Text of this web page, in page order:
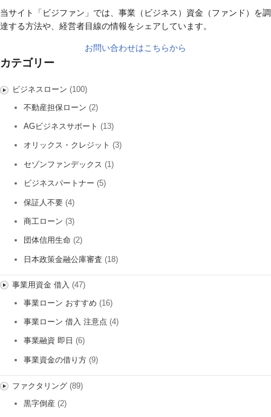
当サイト「ビジファン」では、事業（ビジネス）資金（ファンド）を調
達する方法や、経営者目線の情報をシェアしています。
お問い合わせはこちらから
カテゴリー
ビジネスローン (100)
不動産担保ローン (2)
AGビジネスサポート (13)
オリックス・クレジット (3)
セゾンファンデックス (1)
ビジネスパートナー (5)
保証人不要 (4)
商工ローン (3)
団体信用生命 (2)
日本政策金融公庫審査 (18)
事業用資金 借入 (47)
事業ローン おすすめ (16)
事業ローン 借入 注意点 (4)
事業融資 即日 (6)
事業資金の借り方 (9)
ファクタリング(89)
黒字倒産 (2)